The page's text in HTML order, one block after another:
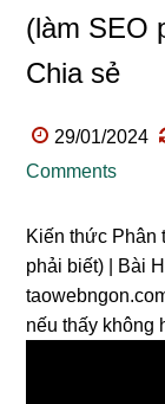
(làm SEO
Chia sẻ
29/01/2024
Comments
Kiến thức Phân
phải biết) | Bài
nếu thấy không